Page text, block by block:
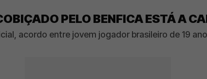
PELO BENFICA ESTÁ A
acordo entre jovem jogador brasileiro de 19